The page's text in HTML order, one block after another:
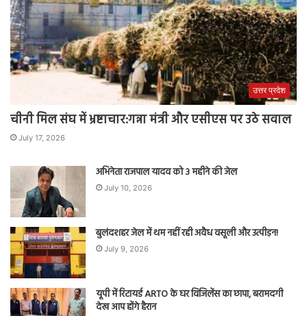
उत्तर प्रदेश
चीनी मिल संघ में भ्रष्टाचार:गन्ना मंत्री और एसीएस पर उठे सवाल
July 17, 2026
अभिनेता राजपाल यादव को 3 महीने की जेल
July 10, 2026
बुलंदशहर जेल में थम नहीं रही अवैध वसूली और उत्पीड़न!
July 9, 2026
यूपी में रिटायर्ड ARTO के घर विजिलेंस का छापा, बरामदगी
देख आप होंगे हैरान